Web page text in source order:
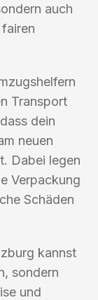
auch
Transport
dein
neuen
Dabei legen
Verpackung
Schäden
kannst
sondern
und